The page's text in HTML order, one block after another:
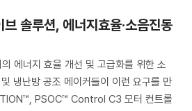
솔루션, 에너지효율·소음진동
에너지 효율 개선 및 고급화를 위한 소
냉난방 공조 메이커들이 이런 요구를 만
PSOC™ Control C3 모터 컨트롤